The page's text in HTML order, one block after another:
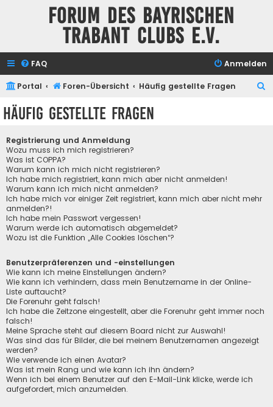
Forum des Bayrischen
Trabant Clubs e.V.
FAQ Anmelden
Portal Foren-Übersicht Häufig gestellte Fragen
Häufig gestellte Fragen
Registrierung und Anmeldung
Wozu muss ich mich registrieren?
Was ist COPPA?
Warum kann ich mich nicht registrieren?
Ich habe mich registriert, kann mich aber nicht anmelden!
Warum kann ich mich nicht anmelden?
Ich habe mich vor einiger Zeit registriert, kann mich aber nicht mehr
anmelden?!
Ich habe mein Passwort vergessen!
Warum werde ich automatisch abgemeldet?
Wozu ist die Funktion „Alle Cookies löschen“?
Benutzerpräferenzen und -einstellungen
Wie kann ich meine Einstellungen ändern?
Wie kann ich verhindern, dass mein Benutzername in der Online-
Liste auftaucht?
Die Forenuhr geht falsch!
Ich habe die Zeitzone eingestellt, aber die Forenuhr geht immer noch
falsch!
Meine Sprache steht auf diesem Board nicht zur Auswahl!
Was sind das für Bilder, die bei meinem Benutzernamen angezeigt
werden?
Wie verwende ich einen Avatar?
Was ist mein Rang und wie kann ich ihn ändern?
Wenn ich bei einem Benutzer auf den E-Mail-Link klicke, werde ich
aufgefordert, mich anzumelden.